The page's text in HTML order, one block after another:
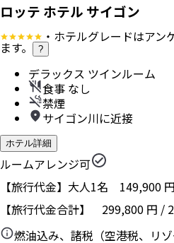
ロッテ ホテル サイゴン
・ホテルグレードはアン
ます。 ?
デラックス ツインルーム
食事 なし
禁煙
サイゴン川に近接
ホテル詳細
ルームアレンジ可
【旅行代金】大人1名 149,900 円
【旅行代金合計】 299,800 円 / 2
燃油込み、諸税（空港税、リ